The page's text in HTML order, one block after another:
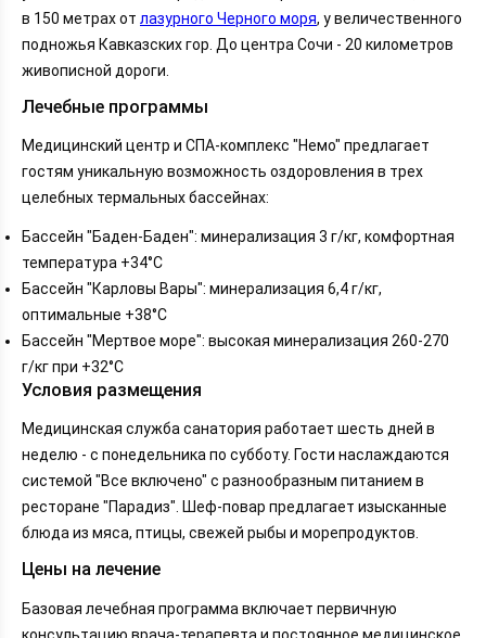
в 150 метрах от лазурного Черного моря, у величественного
подножья Кавказских гор. До центра Сочи - 20 километров
живописной дороги.
Лечебные программы
Медицинский центр и СПА-комплекс "Немо" предлагает
гостям уникальную возможность оздоровления в трех
целебных термальных бассейнах:
Бассейн "Баден-Баден": минерализация 3 г/кг, комфортная
температура +34°С
Бассейн "Карловы Вары": минерализация 6,4 г/кг,
оптимальные +38°С
Бассейн "Мертвое море": высокая минерализация 260-270
г/кг при +32°С
Условия размещения
Медицинская служба санатория работает шесть дней в
неделю - с понедельника по субботу. Гости наслаждаются
системой "Все включено" с разнообразным питанием в
ресторане "Парадиз". Шеф-повар предлагает изысканные
блюда из мяса, птицы, свежей рыбы и морепродуктов.
Цены на лечение
Базовая лечебная программа включает первичную